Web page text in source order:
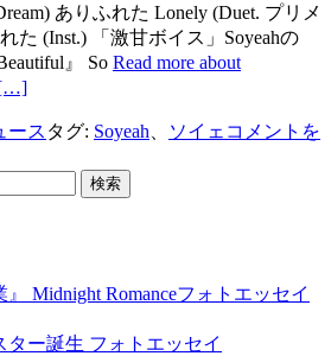
ありふれた Lonely (Duet. プリメ
た (Inst.) 「激甘ボイス」Soyeahの
』 So Read more about
ース タグ: Soyeah ソイェ コメントを
Midnight Romanceフォトエッセイ
ター誕生 フォトエッセイ